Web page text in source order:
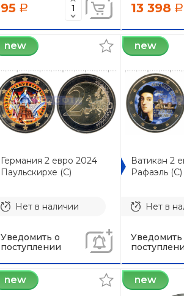
95 a 13 398 a
new
Германия 2 евро 2024
Паульскирхе (C)
Нет в наличии
Уведомить о
поступлении
new
Ватикан 2
Рафаэль (C)
Нет в
Уведомить
new new